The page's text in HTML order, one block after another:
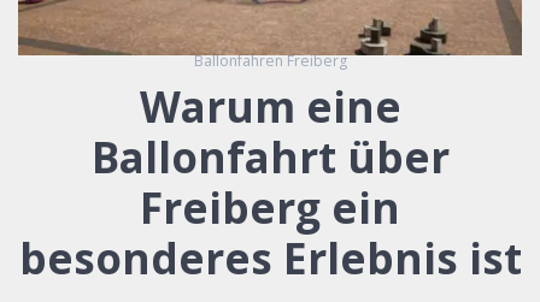
Ballonfahren Freiberg
Warum eine
Ballonfahrt über
Freiberg ein
besonderes Erlebnis ist